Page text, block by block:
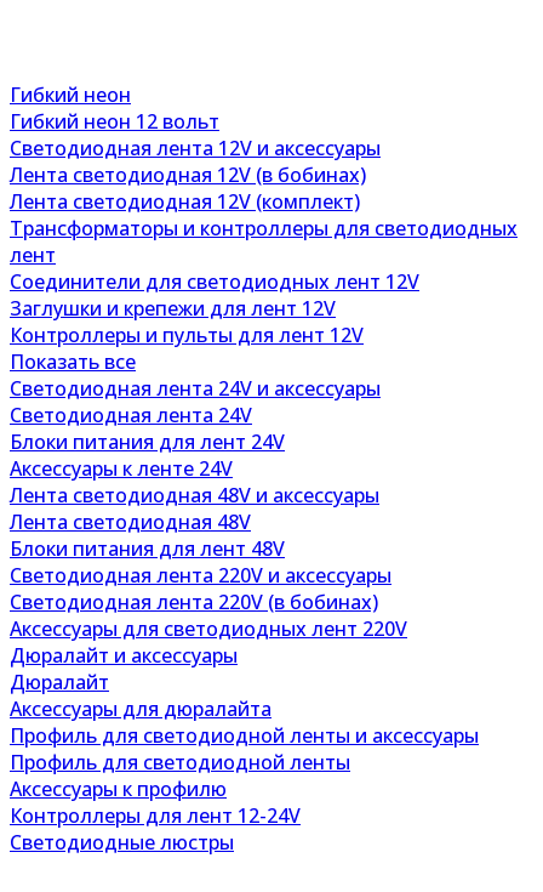
Гибкий неон
Гибкий неон 12 вольт
Светодиодная лента 12V и аксессуары
Лента светодиодная 12V (в бобинах)
Лента светодиодная 12V (комплект)
Трансформаторы и контроллеры для светодиодных
лент
Соединители для светодиодных лент 12V
Заглушки и крепежи для лент 12V
Контроллеры и пульты для лент 12V
Показать все
Светодиодная лента 24V и аксессуары
Светодиодная лента 24V
Блоки питания для лент 24V
Аксессуары к ленте 24V
Лента светодиодная 48V и аксессуары
Лента светодиодная 48V
Блоки питания для лент 48V
Светодиодная лента 220V и аксессуары
Светодиодная лента 220V (в бобинах)
Аксессуары для светодиодных лент 220V
Дюралайт и аксессуары
Дюралайт
Аксессуары для дюралайта
Профиль для светодиодной ленты и аксессуары
Профиль для светодиодной ленты
Аксессуары к профилю
Контроллеры для лент 12-24V
Светодиодные люстры